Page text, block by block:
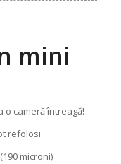
mini
o cameră întreagă!
refolosi
(190 microni)